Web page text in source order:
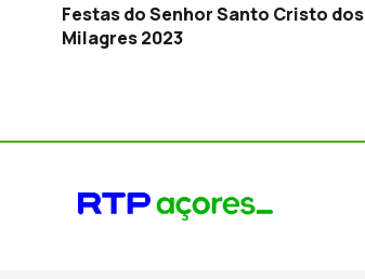
Festas do Senhor Santo Cristo dos
Milagres 2023